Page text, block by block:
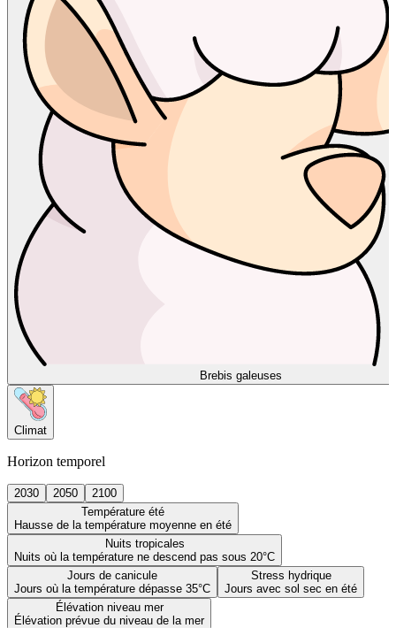
Brebis galeuses
Climat
Horizon temporel
2030 2050
2100
Température été
Hausse de la température moyenne en été
Nuits tropicales
Nuits où la température ne descend pas sous 20°C
Jours de canicule
Jours où la température dépasse 35°C
Stress hydrique
Jours avec sol sec en été
Élévation niveau mer
Élévation prévue du niveau de la mer